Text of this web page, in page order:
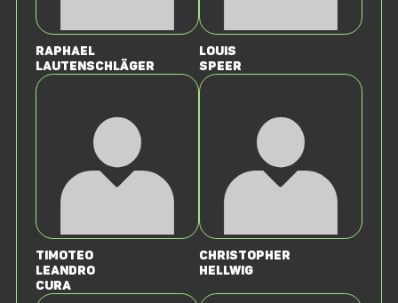
Raphael
Lautenschläger
Louis
Speer
Timoteo
Leandro
Cura
Christopher
Hellwig